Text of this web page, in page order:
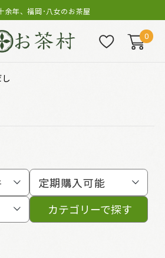
余年、福岡･八女のお茶屋
0
定期購入可能
カテゴリーで探す